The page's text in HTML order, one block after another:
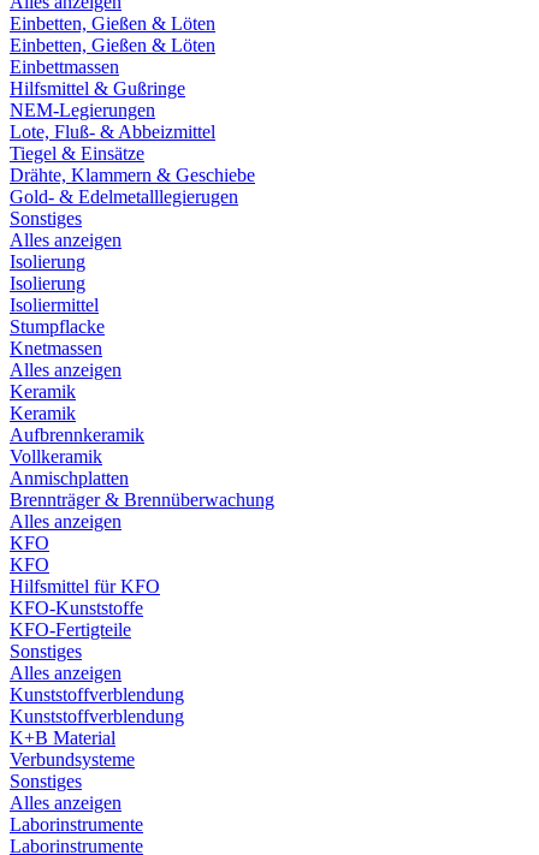
Einbetten, Gießen & Löten
Einbetten, Gießen & Löten
Einbettmassen
Hilfsmittel & Gußringe
NEM-Legierungen
Lote, Fluß- & Abbeizmittel
Tiegel & Einsätze
Drähte, Klammern & Geschiebe
Gold- & Edelmetalllegierugen
Sonstiges
Alles anzeigen
Isolierung
Isolierung
Isoliermittel
Stumpflacke
Knetmassen
Alles anzeigen
Keramik
Keramik
Aufbrennkeramik
Vollkeramik
Anmischplatten
Brennträger & Brennüberwachung
Alles anzeigen
KFO
KFO
Hilfsmittel für KFO
KFO-Kunststoffe
KFO-Fertigteile
Sonstiges
Alles anzeigen
Kunststoffverblendung
Kunststoffverblendung
K+B Material
Verbundsysteme
Sonstiges
Alles anzeigen
Laborinstrumente
Laborinstrumente